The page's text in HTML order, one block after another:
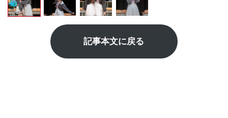
記事本文に戻る